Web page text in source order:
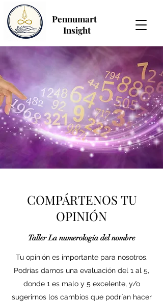
Pennumart
Insight
COMPÁRTENOS TU
OPINIÓN
Taller La numerología del nombre
Tu opinión es importante para nosotros.
Podrías darnos una evaluación del 1 al 5,
donde 1 es malo y 5 excelente, y/o
sugerirnos los cambios que podrían hacer